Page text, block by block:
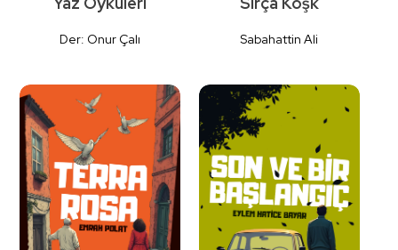
Detaylı
İncele
Der: Onur Çalı
Detaylı
İncele
Sabahattin Ali